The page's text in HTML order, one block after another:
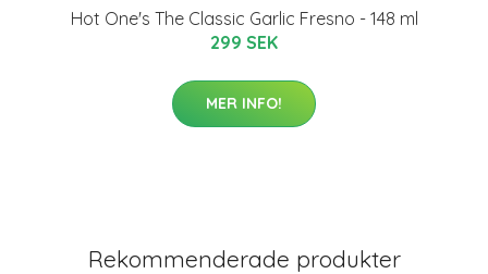
Hot One's The Classic Garlic Fresno - 148 ml
299 SEK
MER INFO!
Rekommenderade produkter